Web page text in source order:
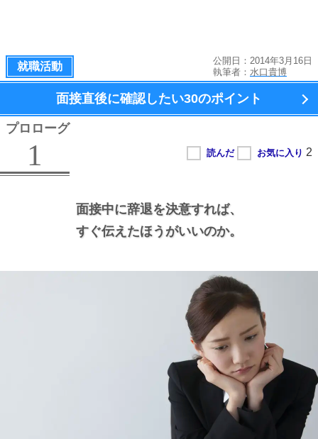
就職活動
公開日：2014年3月16日
執筆者： 水口貴博
面接直後に確認したい30のポイント
プロローグ
1
面接中に辞退を決意すれば、
すぐ伝えたほうがいいのか。